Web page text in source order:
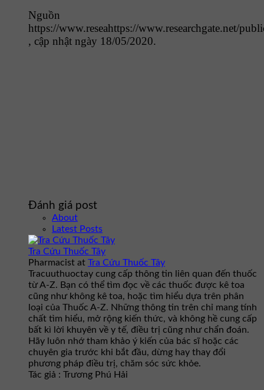
Nguồn
https://www.reseahttps://www.researchgate.net/
, cập nhật ngày 18/05/2020.
Đánh giá post
About
Latest Posts
Tra Cứu Thuốc Tây
Pharmacist at Tra Cứu Thuốc Tây
Tracuuthuoctay cung cấp thông tin liên quan đến thuốc
từ A-Z. Bạn có thể tìm đọc về các thuốc được kê toa
cũng như không kê toa, hoặc tìm hiểu dựa trên phân
loại của Thuốc A-Z. Những thông tin trên chỉ mang tính
chất tìm hiểu, mở rộng kiến thức, và không hề cung cấp
bất kì lời khuyên về y tế, điều trị cũng như chẩn đoán.
Hãy luôn nhớ tham khảo ý kiến của bác sĩ hoặc các
chuyên gia trước khi bắt đầu, dừng hay thay đổi
phương pháp điều trị, chăm sóc sức khỏe.
Tác giả : Trương Phú Hải